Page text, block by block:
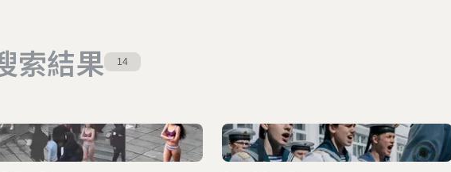
索結果 14